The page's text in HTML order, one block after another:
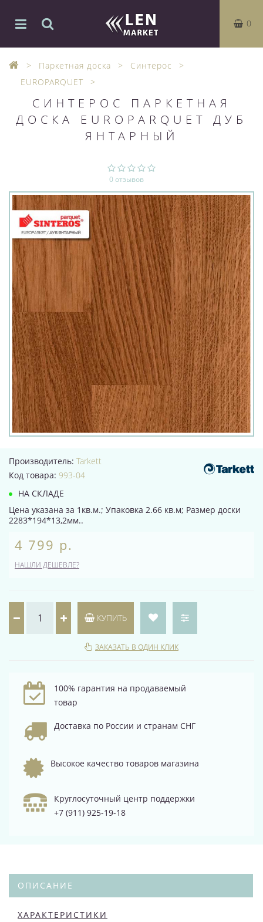
0
Паркетная доска
Синтерос
EUROPARQUET
СИНТЕРОС ПАРКЕТНАЯ
ДОСКА EUROPARQUET ДУБ
ЯНТАРНЫЙ
0 отзывов
Производитель: Tarkett
Код товара: 993-04
НА СКЛАДЕ
Цена указана за 1кв.м.; Упаковка 2.66 кв.м; Размер доски
2283*194*13,2мм..
4 799 р.
НАШЛИ ДЕШЕВЛЕ?
КУПИТЬ
ЗАКАЗАТЬ В ОДИН КЛИК
100% гарантия на продаваемый
товар
Доставка по России и странам СНГ
Высокое качество товаров магазина
Круглосуточный центр поддержки
+7 (911) 925-19-18
ОПИСАНИЕ
ХАРАКТЕРИСТИКИ